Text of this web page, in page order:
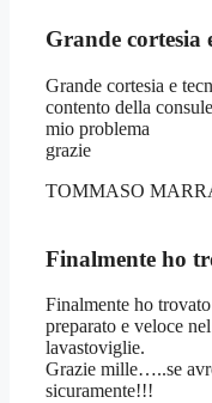
Grande cortesia
Grande cortesia e
contento della
mio problema
grazie
TOMMASO
Finalmente ho
Finalmente ho
preparato e veloce
lavastoviglie.
Grazie mille…..se
sicuramente!!!